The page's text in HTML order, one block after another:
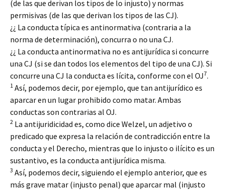
(de las que derivan los tipos de lo injusto) y normas
permisivas (de las que derivan los tipos de las CJ).
¿¿ La conducta típica es antinormativa (contraria a la
norma de determinación), concurra o no una CJ.
¿¿ La conducta antinormativa no es antijurídica si concurre
una CJ (si se dan todos los elementos del tipo de una CJ). Si
concurre una CJ la conducta es lícita, conforme con el OJ7.
1 Así, podemos decir, por ejemplo, que tan antijurídico es
aparcar en un lugar prohibido como matar. Ambas
conductas son contrarias al OJ.
2 La antijuridicidad es, como dice Welzel, un adjetivo o
predicado que expresa la relación de contradicción entre la
conducta y el Derecho, mientras que lo injusto o ilícito es un
sustantivo, es la conducta antijurídica misma.
3 Así, podemos decir, siguiendo el ejemplo anterior, que es
más grave matar (injusto penal) que aparcar mal (injusto